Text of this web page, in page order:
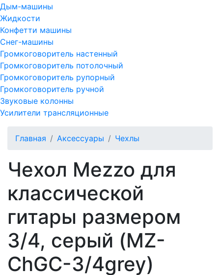
Дым-машины
Жидкости
Конфетти машины
Снег-машины
Громкоговоритель настенный
Громкоговоритель потолочный
Громкоговоритель рупорный
Громкоговоритель ручной
Звуковые колонны
Усилители трансляционные
Главная Аксессуары Чехлы
Чехол Mezzo для
классической
гитары размером
3/4, серый (MZ-
ChGC-3/4grey)